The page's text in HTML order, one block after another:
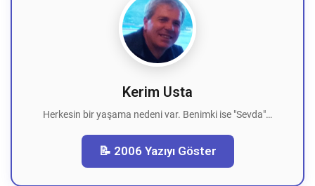
Kerim Usta
Herkesin bir yaşama nedeni var. Benimki ise "Sevda"…
📝 2006 Yazıyı Göster